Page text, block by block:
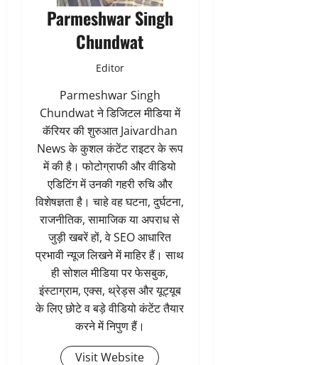
Parmeshwar Singh
Chundwat
Editor
Parmeshwar Singh
Chundwat ने डिजिटल मीडिया में
कॅरियर की शुरुआत Jaivardhan
News के कुशल कंटेंट राइटर के रूप
में की है। फोटोग्राफी और वीडियो
एडिटिंग में उनकी गहरी रुचि और
विशेषज्ञता है। चाहे वह घटना, दुर्घटना,
राजनीतिक, सामाजिक या अपराध से
जुड़ी खबरें हों, वे SEO आधारित
प्रभावी न्यूज लिखने में माहिर हैं। साथ
ही सोशल मीडिया पर फेसबुक,
इंस्टाग्राम, एक्स, थ्रेड्स और यूट्यूब
के लिए छोटे व बड़े वीडियो कंटेंट तैयार
करने में निपुण हैं।
Visit Website